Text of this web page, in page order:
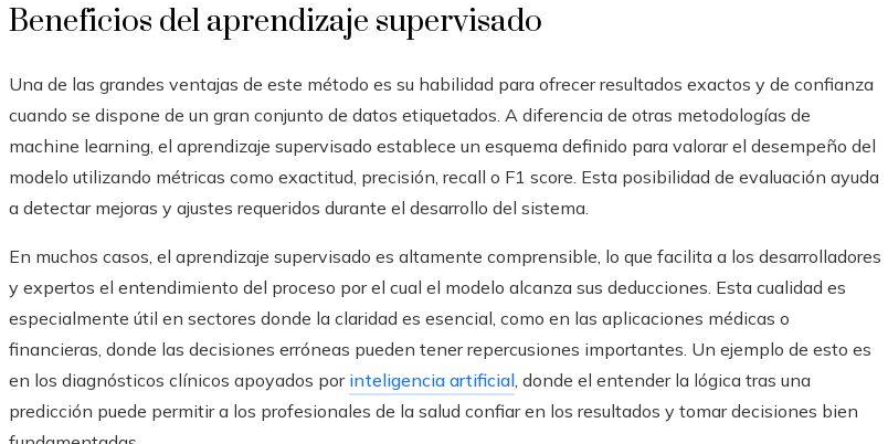
Beneficios del aprendizaje supervisado
Una de las grandes ventajas de este método es su habilidad para ofrecer resultados exactos y de confianza
cuando se dispone de un gran conjunto de datos etiquetados. A diferencia de otras metodologías de
machine learning, el aprendizaje supervisado establece un esquema definido para valorar el desempeño del
modelo utilizando métricas como exactitud, precisión, recall o F1 score. Esta posibilidad de evaluación ayuda
a detectar mejoras y ajustes requeridos durante el desarrollo del sistema.
En muchos casos, el aprendizaje supervisado es altamente comprensible, lo que facilita a los desarrolladores
y expertos el entendimiento del proceso por el cual el modelo alcanza sus deducciones. Esta cualidad es
especialmente útil en sectores donde la claridad es esencial, como en las aplicaciones médicas o
financieras, donde las decisiones erróneas pueden tener repercusiones importantes. Un ejemplo de esto es
en los diagnósticos clínicos apoyados por inteligencia artificial , donde el entender la lógica tras una
predicción puede permitir a los profesionales de la salud confiar en los resultados y tomar decisiones bien